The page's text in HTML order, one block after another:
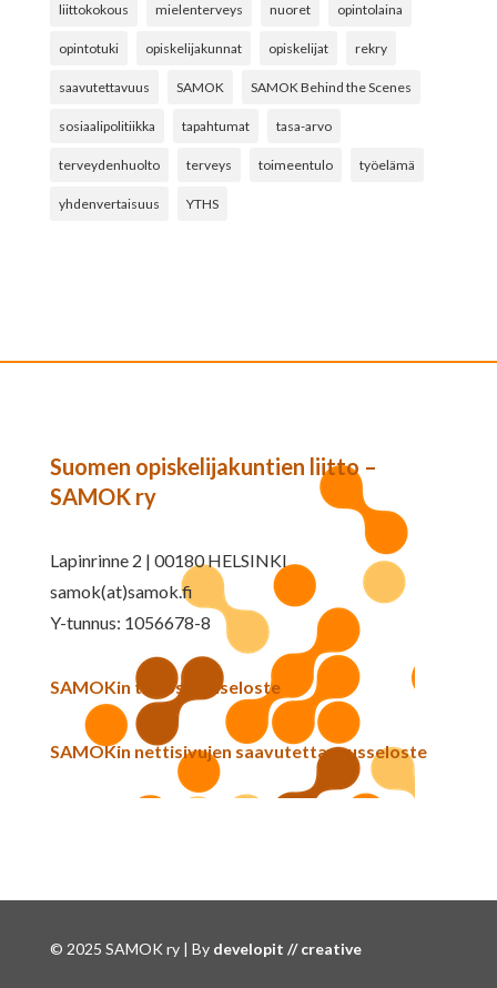
liittokokous mielenterveys nuoret opintolaina
opintotuki opiskelijakunnat opiskelijat rekry
saavutettavuus SAMOK SAMOK Behind the Scenes
sosiaalipolitiikka tapahtumat tasa-arvo
terveydenhuolto terveys toimeentulo työelämä
yhdenvertaisuus YTHS
Suomen opiskelijakuntien liitto –
SAMOK ry
Lapinrinne 2 | 00180 HELSINKI
samok(at)samok.fi
Y-tunnus: 1056678-8
SAMOKin tietosuojaseloste
SAMOKin nettisivujen saavutettavuusseloste
© 2025 SAMOK ry | By developit // creative